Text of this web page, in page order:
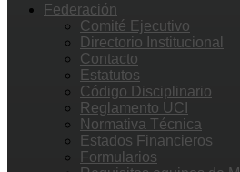
Federación
Comité Ejecutivo
Directorio Institucional
Contacto
Estatutos
Código Disciplinario
Reglamento UCI
Normativa Técnica
Estados Financieros
Formularios